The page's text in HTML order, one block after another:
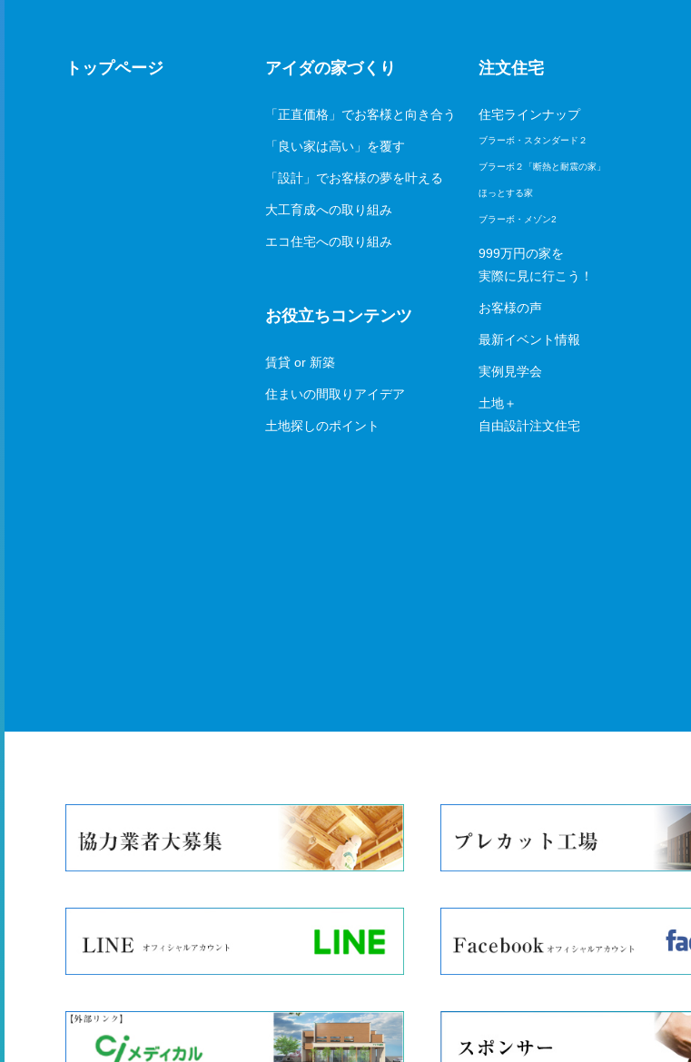
トップページ アイダの家づくり
「正直価格」でお客様と向き合う
「良い家は高い」を覆す
「設計」でお客様の夢を叶える
大工育成への取り組み
エコ住宅への取り組み
お役立ちコンテンツ
賃貸 or 新築
住まいの間取りアイデア
土地探しのポイント
注文住宅
住宅ラインナップ
ブラーボ・スタンダード２
ブラーボ２「断熱と耐震の家」
ほっとする家
ブラーボ・メゾン2
999万円の家を
実際に見に行こう！
お客様の声
最新イベント情報
実例見学会
土地＋
自由設計注文住宅